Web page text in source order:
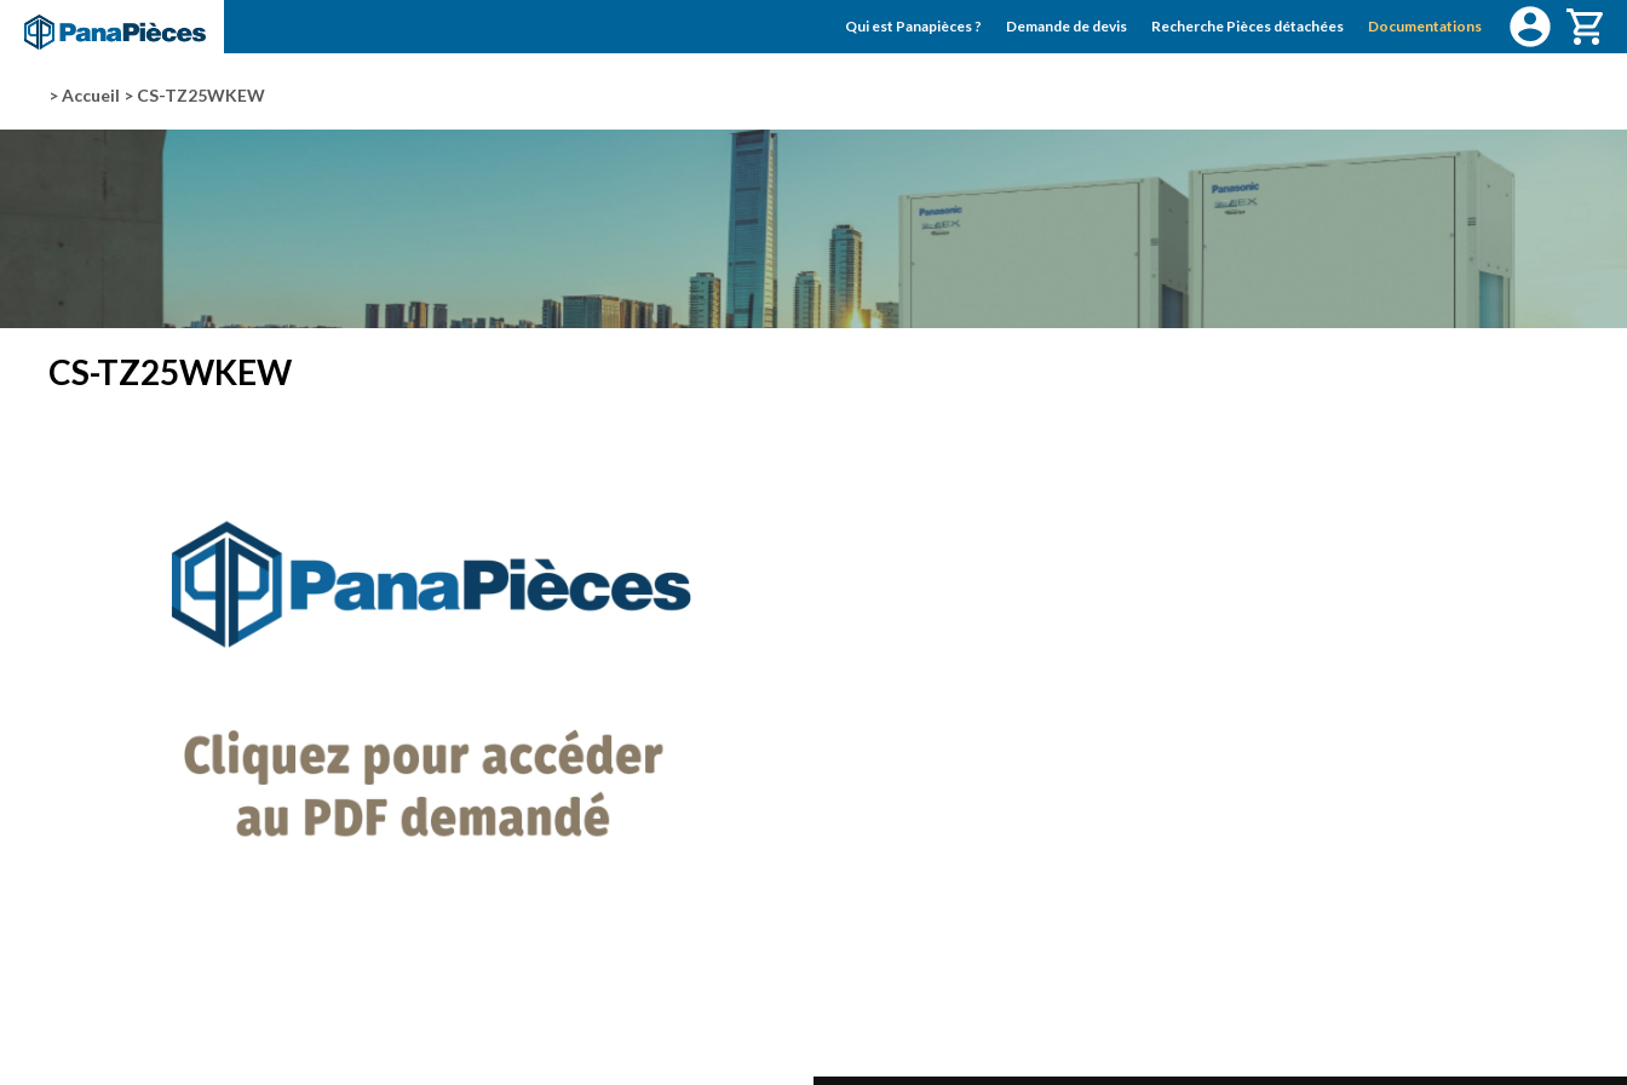
Qui est Panapièces ? Demande de devis Recherche Pièces détachées Documentations
> Accueil > CS-TZ25WKEW
CS-TZ25WKEW